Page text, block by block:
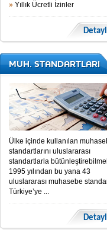
» Yıllık Ücretli İzinler
MUH. STANDARTLARI
Ülke içinde kullanılan
standartlarını uluslararası
standartlarla
1995 yılından bu yana 43
uluslararası muhasebe
Türkiye’ye ...